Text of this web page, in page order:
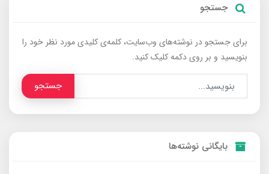
جستجو
برای جستجو در نوشته‌های وب‌سایت، کلمه‌ی کلیدی مورد نظر خود را
بنویسید و بر روی دکمه کلیک کنید.
جستجو
بایگانی نوشته‌ها